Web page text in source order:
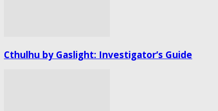
Cthulhu by Gaslight: Investigator’s Guide